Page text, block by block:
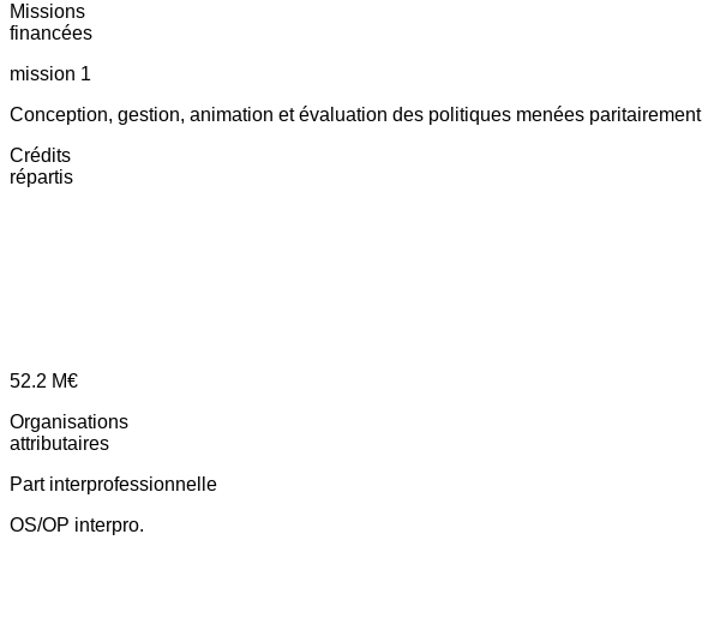
Missions
financées
mission 1
Conception, gestion, animation et évaluation des politiques menées paritairement
Crédits
répartis
52.2 M€
Organisations
attributaires
Part interprofessionnelle
OS/OP interpro.